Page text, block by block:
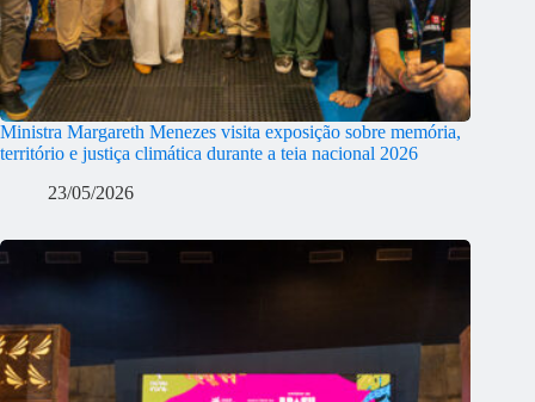
Ministra Margareth Menezes visita exposição sobre memória,
território e justiça climática durante a teia nacional 2026
23/05/2026